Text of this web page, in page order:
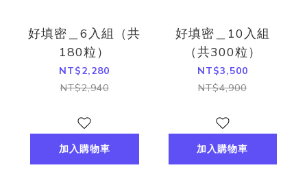
好填密＿6入組（共
180粒）
NT$2,280
NT$2,940
加入購物車
好填密＿10入組
（共300粒）
NT$3,500
NT$4,900
加入購物車